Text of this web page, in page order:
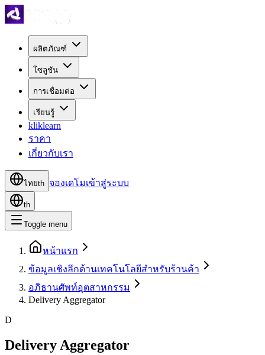
ผลิตภัณฑ์
โซลูชัน
การเชื่อมต่อ
เรียนรู้
kliklearn
ราคา
เกี่ยวกับเรา
ไทยth จองเดโมเข้าสู่ระบบ
th
Toggle menu
หน้าแรก
ข้อมูลเชิงลึกด้านเทคโนโลยีสำหรับร้านค้า
อภิธานศัพท์อุตสาหกรรม
Delivery Aggregator
D
Delivery Aggregator